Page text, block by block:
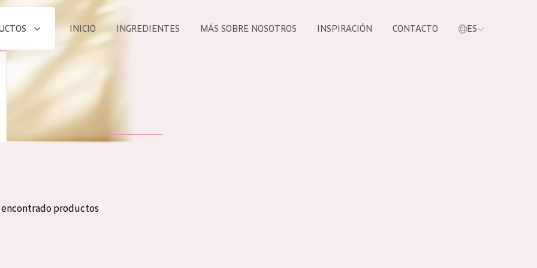
Essentials
Lift+
INICIO INGREDIENTES MÁS SOBRE NOSOTROS INSPIRACIÓN CONTACTO ES
encontrado productos